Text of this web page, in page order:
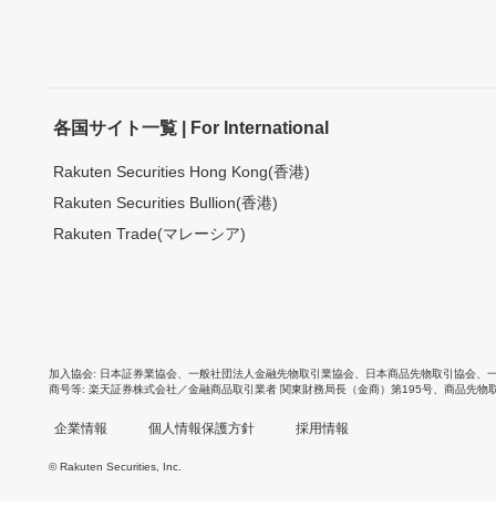
各国サイト一覧 | For International
Rakuten Securities Hong Kong(香港)
Rakuten Securities Bullion(香港)
Rakuten Trade(マレーシア)
加入協会 日本証券業協会 一般社団法人金融先物取引業協会 日本商品先物取引協会
商号等 楽天証券株式会社／金融商品取引業者 関東財務局長（金商）第195号、商品先物
企業情報 個人情報保護方針 採用情報
© Rakuten Securities, Inc.